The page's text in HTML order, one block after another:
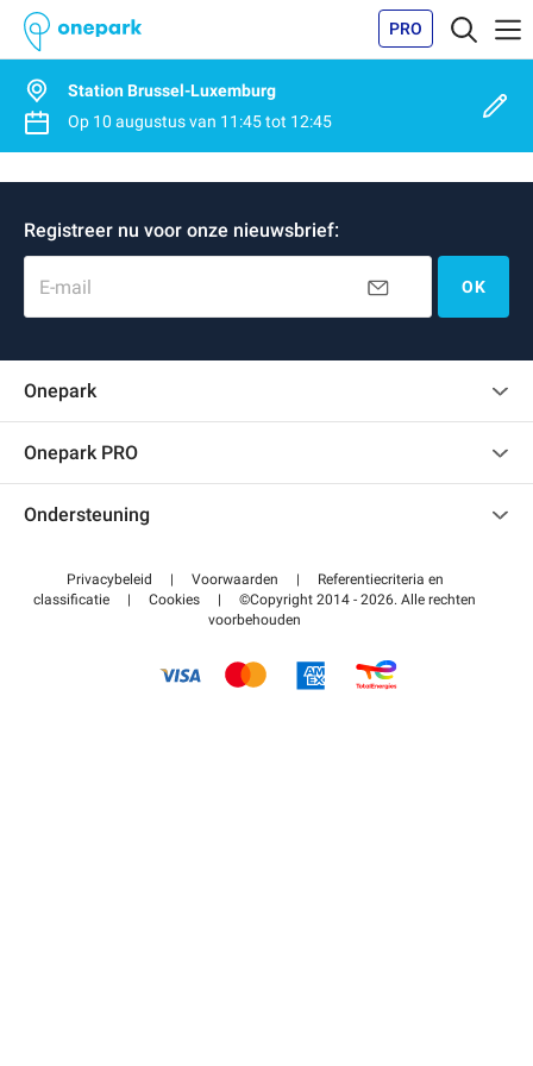
PRO
Station Brussel-Luxemburg
Op 10 augustusvan 11:45tot 12:45
Registreer nu voor onze nieuwsbrief:
E-mail OK
Onepark
Onepark PRO
Word partner van Onepark
Ondersteuning
Helpcentrum
Betalen voor parkeren FLOW
Privacybeleid | Voorwaarden |
Referentiecriteria en
classificatie
| Cookies |
©Copyright 2014 - 2026. Alle rechten
voorbehouden